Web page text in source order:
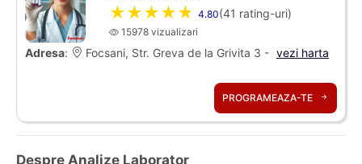
★★★★★ 4.80(41 rating-uri)
15978 vizualizari
Adresa: Focsani, Str. Greva de la Grivita 3 - vezi harta
PROGRAMEAZA-TE
Despre Analize Laborator